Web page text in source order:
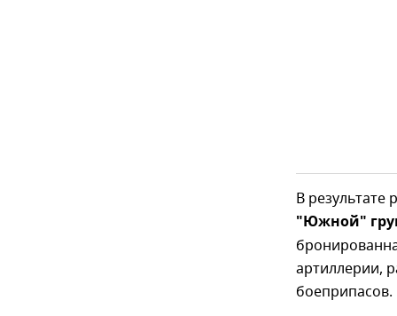
В результате
"Южной"
артиллерии,
боеприпасов.